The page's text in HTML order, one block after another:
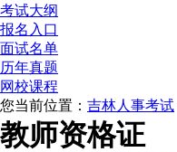
考试大纲
报名入口
面试名单
历年真题
网校课程
您当前位置： 吉林人事考试
教师资格证